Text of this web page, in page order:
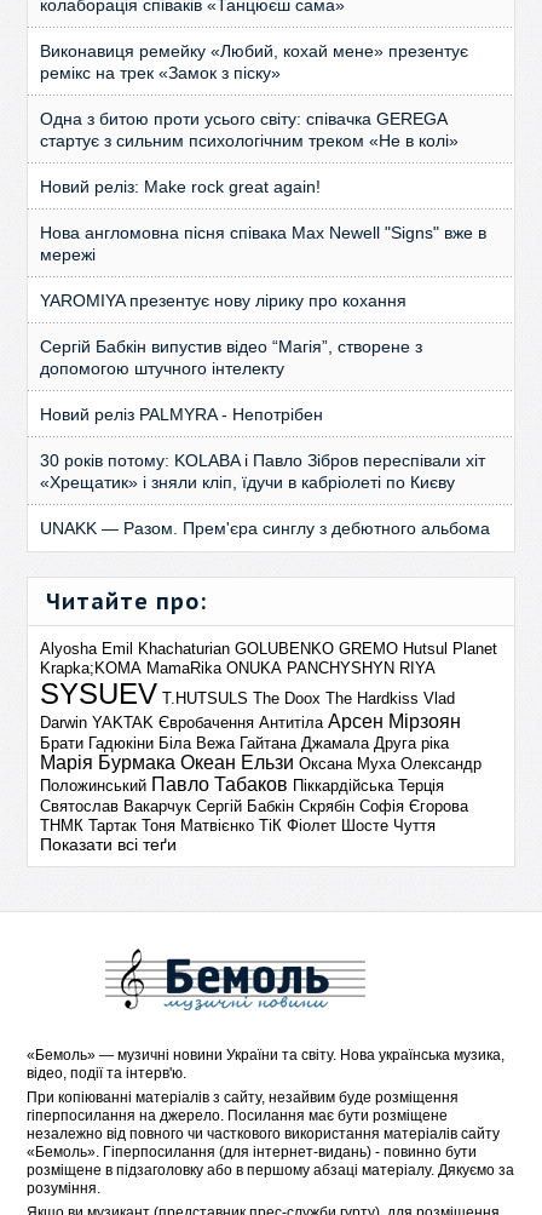
колаборація співаків «Танцюєш сама»
Виконавиця ремейку «Любий, кохай мене» презентує
ремікс на трек «Замок з піску»
Одна з битою проти усього світу: співачка GEREGA
стартує з сильним психологічним треком «Не в колі»
Новий реліз: Make rock great again!
Нова англомовна пісня співака Max Newell "Signs" вже в
мережі
YAROMIYA презентує нову лірику про кохання
Сергій Бабкін випустив відео “Магія”, створене з
допомогою штучного інтелекту
Новий реліз PALMYRA - Непотрібен
30 років потому: KOLABA і Павло Зібров переспівали хіт
«Хрещатик» і зняли кліп, їдучи в кабріолеті по Києву
UNAKK — Разом. Прем'єра синглу з дебютного альбома
Читайте про:
Alyosha Emil Khachaturian GOLUBENKO GREMO Hutsul Planet
Krapka;KOMA MamaRika ONUKA PANCHYSHYN RIYA
SYSUEV T.HUTSULS The Doox The Hardkiss Vlad
Darwin YAKTAK Євробачення Антитіла Арсен Мірзоян
Брати Гадюкіни Біла Вежа Гайтана Джамала Друга ріка
Марія Бурмака Океан Ельзи Оксана Муха Олександр
Положинський Павло Табаков Піккардійська Терція
Святослав Вакарчук Сергій Бабкін Скрябін Софія Єгорова
ТНМК Тартак Тоня Матвієнко ТіК Фіолет Шосте Чуття
Показати всі теґи
«Бемоль» — музичні новини України та світу. Нова українська музика,
відео, події та інтерв'ю.
При копіюванні матеріалів з сайту, незайвим буде розміщення
гіперпосилання на джерело. Посилання має бути розміщене
незалежно від повного чи часткового використання матеріалів сайту
«Бемоль». Гіперпосилання (для інтернет-видань) - повинно бути
розміщене в підзаголовку або в першому абзаці матеріалу. Дякуємо за
розуміння.